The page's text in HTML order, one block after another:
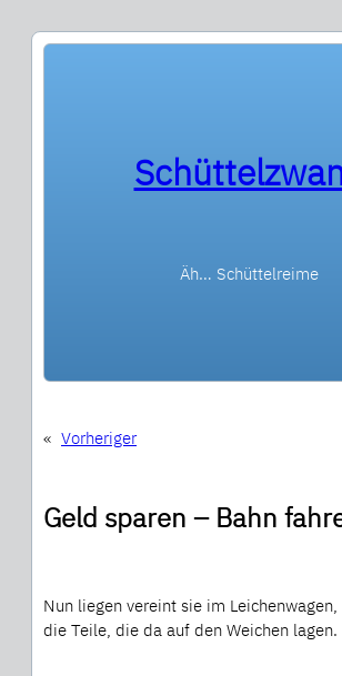
Äh… Schüttelreime
« Vorheriger
Geld sparen – Bahn
Nun liegen vereint sie im Leichenwagen,
die Teile, die da auf den Weichen lagen.